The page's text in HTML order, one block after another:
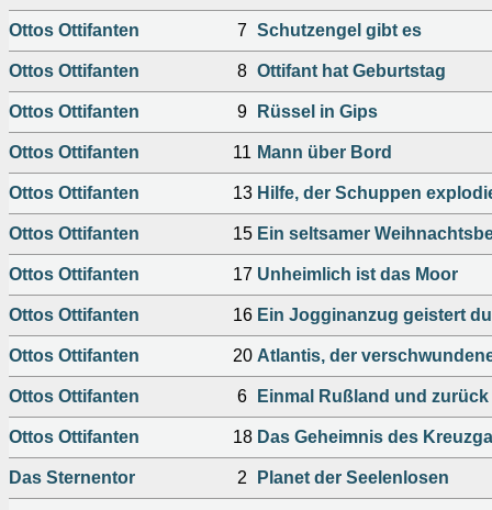
Ottos Ottifanten 7 Schutzengel gibt es
Ottos Ottifanten 8 Ottifant hat Geburtstag
Ottos Ottifanten 9 Rüssel in Gips
Ottos Ottifanten 11 Mann über Bord
Ottos Ottifanten 13 Hilfe, der Schuppen
Ottos Ottifanten 15 Ein seltsamer
Ottos Ottifanten 17 Unheimlich ist das Moor
Ottos Ottifanten 16 Ein Jogginanzug geistert
Ottos Ottifanten 20 Atlantis, der
Ottos Ottifanten 6 Einmal Rußland und zurück
Ottos Ottifanten 18 Das Geheimnis des
Das Sternentor 2 Planet der Seelenlosen